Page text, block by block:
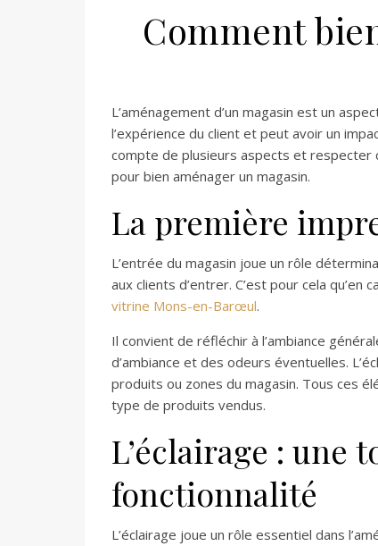
Comment
L’aménagement d’un magasin est un
l’expérience du client et peut avoir un
compte de plusieurs aspects et
pour bien aménager un magasin.
La première
L’entrée du magasin joue un rôle
aux clients d’entrer. C’est pour cela
vitrine Mons-en-Barœul.
Il convient de réfléchir à l’ambiance
d’ambiance et des odeurs éventuelles.
produits ou zones du magasin. Tous ces
type de produits vendus.
L’éclairage : une
fonctionnalité
L’éclairage joue un rôle essentiel dans